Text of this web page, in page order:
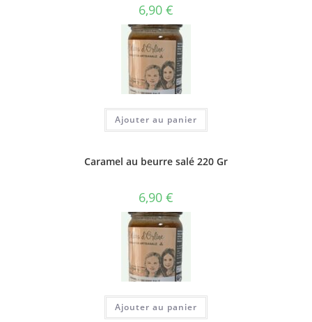
6,90 €
Ajouter au panier
Caramel au beurre salé 220 Gr
6,90 €
Ajouter au panier